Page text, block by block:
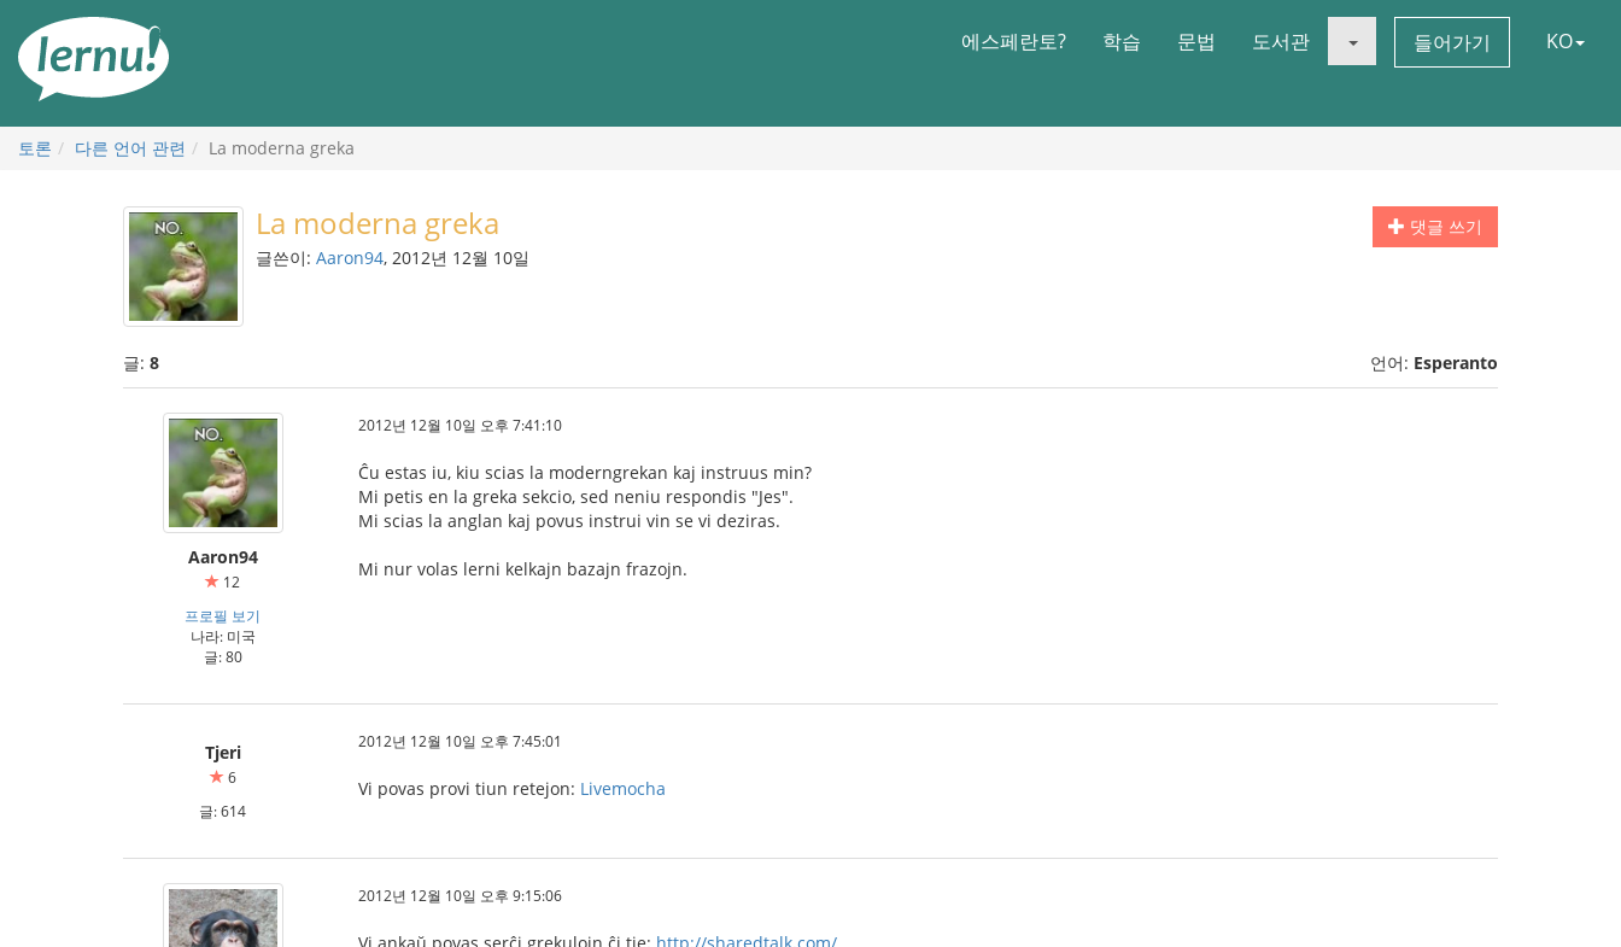
에스페란토? 학습 문법 도서관 들어가기 KO
토론 다른 언어 관련 La moderna greka
댓글 쓰기
La moderna greka
글쓴이: Aaron94, 2012년 12월 10일
글: 8 언어: Esperanto
Aaron94
12
프로필 보기
나라: 미국
글: 80
2012년 12월 10일 오후 7:41:10
Ĉu estas iu, kiu scias la moderngrekan kaj instruus min?
Mi petis en la greka sekcio, sed neniu respondis "Jes".
Mi scias la anglan kaj povus instrui vin se vi deziras.
Mi nur volas lerni kelkajn bazajn frazojn.
Tjeri
6
글: 614
2012년 12월 10일 오후 7:45:01
Vi povas provi tiun retejon: Livemocha
2012년 12월 10일 오후 9:15:06